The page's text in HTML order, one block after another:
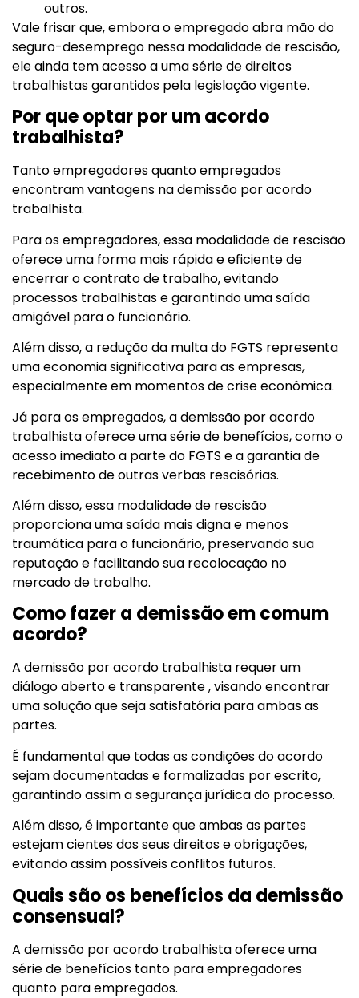
outros.
Vale frisar que, embora o empregado abra mão do
seguro-desemprego nessa modalidade de rescisão,
ele ainda tem acesso a uma série de direitos
trabalhistas garantidos pela legislação vigente.
Por que optar por um acordo
trabalhista?
Tanto empregadores quanto empregados
encontram vantagens na demissão por acordo
trabalhista.
Para os empregadores, essa modalidade de rescisão
oferece uma forma mais rápida e eficiente de
encerrar o contrato de trabalho, evitando
processos trabalhistas e garantindo uma saída
amigável para o funcionário.
Além disso, a redução da multa do FGTS representa
uma economia significativa para as empresas,
especialmente em momentos de crise econômica.
Já para os empregados, a demissão por acordo
trabalhista oferece uma série de benefícios, como o
acesso imediato a parte do FGTS e a garantia de
recebimento de outras verbas rescisórias.
Além disso, essa modalidade de rescisão
proporciona uma saída mais digna e menos
traumática para o funcionário, preservando sua
reputação e facilitando sua recolocação no
mercado de trabalho.
Como fazer a demissão em comum
acordo?
A demissão por acordo trabalhista requer um
diálogo aberto e transparente , visando encontrar
uma solução que seja satisfatória para ambas as
partes.
É fundamental que todas as condições do acordo
sejam documentadas e formalizadas por escrito,
garantindo assim a segurança jurídica do processo.
Além disso, é importante que ambas as partes
estejam cientes dos seus direitos e obrigações,
evitando assim possíveis conflitos futuros.
Quais são os benefícios da demissão
consensual?
A demissão por acordo trabalhista oferece uma
série de benefícios tanto para empregadores
quanto para empregados.